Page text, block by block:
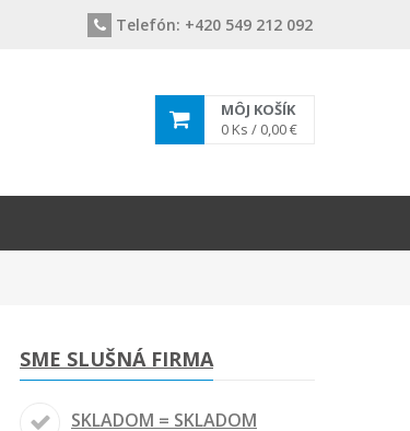
Telefón: +420 549 212 092
MÔJ KOŠÍK
0 Ks / 0,00 €
SME SLUŠNÁ FIRMA
SKLADOM = SKLADOM